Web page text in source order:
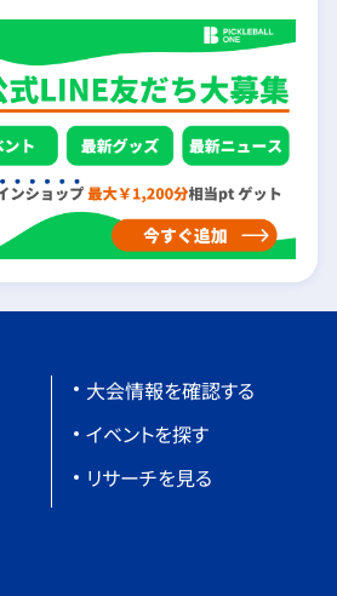
大会情報を確認する
イベントを探す
リサーチを見る